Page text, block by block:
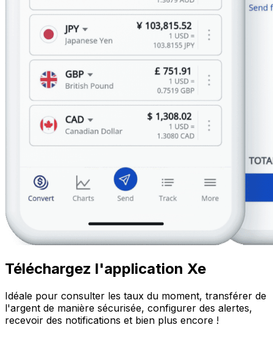
Téléchargez l'application Xe
Idéale pour consulter les taux du moment, transférer de
l'argent de manière sécurisée, configurer des alertes,
recevoir des notifications et bien plus encore !